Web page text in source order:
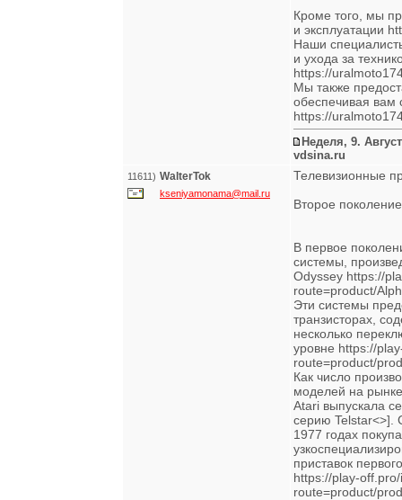
Кроме того, мы
и эксплуатации
Наши
и ухода за
https://
Мы также
обеспечивая вам
https://
Неделя, 9.
vdsina.ru
11611) WalterTok
kseniyamonama@mail.ru
Телевизионные
Второе поколение
В первое
системы,
Odyssey https://
route=product/
Эти системы
транзисторах,
несколько
уровне https://
route=product/
Как число
моделей на
Atari выпускала
серию Telstar<>].
1977 годах
приставок
https://play-
route=product/